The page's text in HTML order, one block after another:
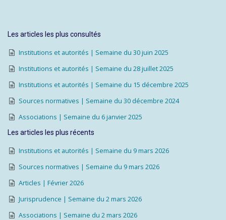
Les articles les plus consultés
Institutions et autorités | Semaine du 30 juin 2025
Institutions et autorités | Semaine du 28 juillet 2025
Institutions et autorités | Semaine du 15 décembre 2025
Sources normatives | Semaine du 30 décembre 2024
Associations | Semaine du 6 janvier 2025
Les articles les plus récents
Institutions et autorités | Semaine du 9 mars 2026
Sources normatives | Semaine du 9 mars 2026
Articles | Février 2026
Jurisprudence | Semaine du 2 mars 2026
Associations | Semaine du 2 mars 2026